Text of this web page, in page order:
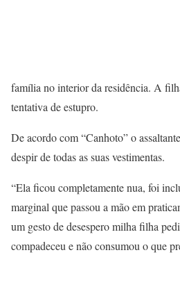
família no interior da residência. A
tentativa de estupro.
De acordo com “Canhoto” o
despir de todas as suas vestimentas.
“Ela ficou completamente nua, foi
marginal que passou a mão em
um gesto de desespero milha filha
compadeceu e não consumou o que